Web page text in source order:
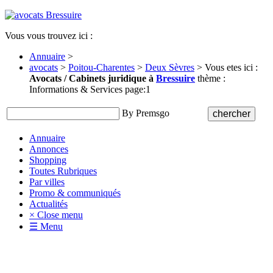
Vous vous trouvez ici :
Annuaire >
avocats > Poitou-Charentes > Deux Sèvres > Vous etes ici :
Avocats / Cabinets juridique à Bressuire thème :
Informations & Services page:1
By Premsgo
Annuaire
Annonces
Shopping
Toutes Rubriques
Par villes
Promo & communiqués
Actualités
× Close menu
☰ Menu